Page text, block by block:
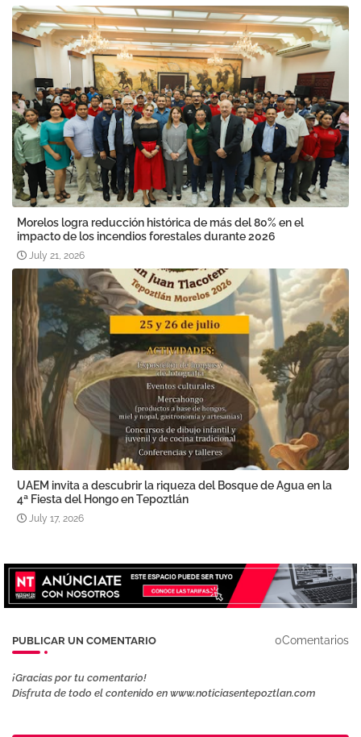
Morelos logra reducción histórica de más del 80% en el
impacto de los incendios forestales durante 2026
July 21, 2026
UAEM invita a descubrir la riqueza del Bosque de Agua en la
4ª Fiesta del Hongo en Tepoztlán
July 17, 2026
PUBLICAR UN COMENTARIO 0Comentarios
¡Gracias por tu comentario!
Disfruta de todo el contenido en www.noticiasentepoztlan.com